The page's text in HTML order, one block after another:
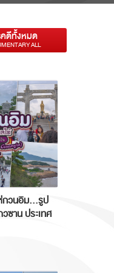
ดีทั้งหมด
ALL
กวนอิม...รูป
ซาน ประเทศ